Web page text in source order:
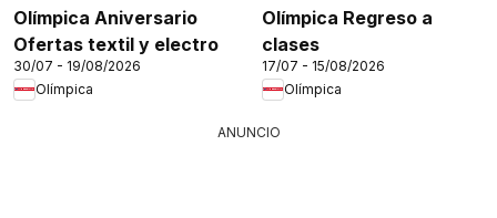
Olímpica Aniversario
Ofertas textil y electro
30/07 - 19/08/2026
Olímpica
Olímpica Regreso a
clases
17/07 - 15/08/2026
Olímpica
ANUNCIO